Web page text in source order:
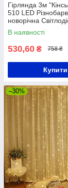
Гірлянда 3м
510 LED
новорічна
гірлянда
В наявності
530,60 ₴ 758 ₴
Купити
–30%